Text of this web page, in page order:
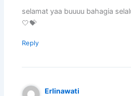
selamat yaa buuuu bahagia
🤍💝
Reply
Erlinawati